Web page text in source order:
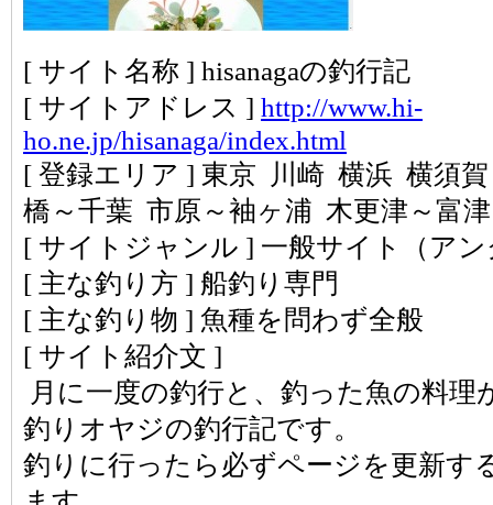
[ サイト名称 ] hisanagaの釣行記
[ サイトアドレス ] http://www.hi-
ho.ne.jp/hisanaga/index.html
[ 登録エリア ] 東京 川崎 横浜 横須
橋～千葉 市原～袖ヶ浦 木更津～富
[ サイトジャンル ] 一般サイト（ア
[ 主な釣り方 ] 船釣り専門
[ 主な釣り物 ] 魚種を問わず全般
[ サイト紹介文 ]
月に一度の釣行と、釣った魚の料理
釣りオヤジの釣行記です。
釣りに行ったら必ずページを更新す